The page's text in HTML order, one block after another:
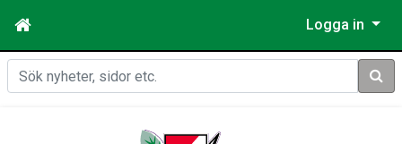
Logga in
Sök